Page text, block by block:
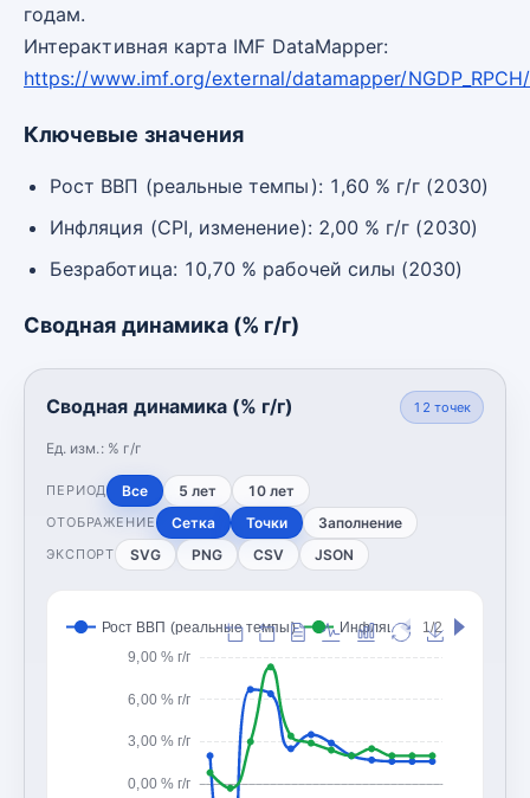
годам.
Интерактивная карта IMF DataMapper:
https://www.imf.org/external/datamapper/
Ключевые значения
Рост ВВП (реальные темпы): 1,60 % г/г (2030)
Инфляция (CPI, изменение): 2,00 % г/г (2030)
Безработица: 10,70 % рабочей силы (2030)
Сводная динамика (% г/г)
Сводная динамика (% г/г)
Ед. изм.: % г/г
12 точек
ПЕРИОД Все 5 лет 10 лет
ОТОБРАЖЕНИЕ Сетка Точки Заполнение
ЭКСПОРТ SVG PNG CSV JSON
0,00 % г/г
3,00 % г/г
6,00 % г/г
9,00 % г/г
Рост ВВП (реальные темпы) Инфляция (CPI,
1/2